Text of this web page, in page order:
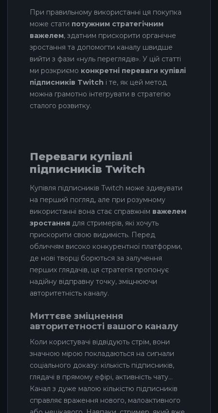
При правильному використанні ця покупка
може стати потужним стратегічним
важелем, здатним прискорити органічне
зростання та допомогти каналу швидше
вийти з фази «нуль переглядів». У цій статті
ми розкриємо конкретні переваги купівлі
підписників Twitch і те, як цей метод
можна грамотно інтегрувати в стратегію
сталого розвитку.
Переваги купівлі
підписників Twitch
Купівля підписників Twitch може здивувати
на перший погляд, але при розумному
використанні вона стає справжнім важелем
зростання для стримерів, які хочуть
прискорити свою видимість. Перед
обличчям високо конкурентної платформи,
де нові творці борються за залучення
перших глядачів, ця стратегія пропонує
надійну відправну точку, зміцнюючи
авторитетність каналу.
Миттєве зміцнення
авторитетності вашого каналу
Коли користувачі відвідують стрім, вони
значною мірою покладаються на сигнали
соціального доказу: кількість підписників,
глядачі в прямому ефірі, активність чату…
Канал з дуже малою кількістю підписників
справляє враження нового, малоактивного